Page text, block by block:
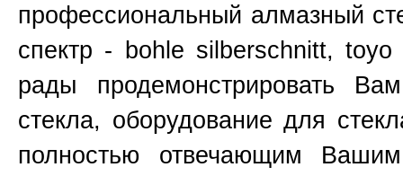
профессиональный алмазный
спектр - bohle silberschnitt,
рады продемонстрировать
стекла, оборудование для
полностью отвечающим